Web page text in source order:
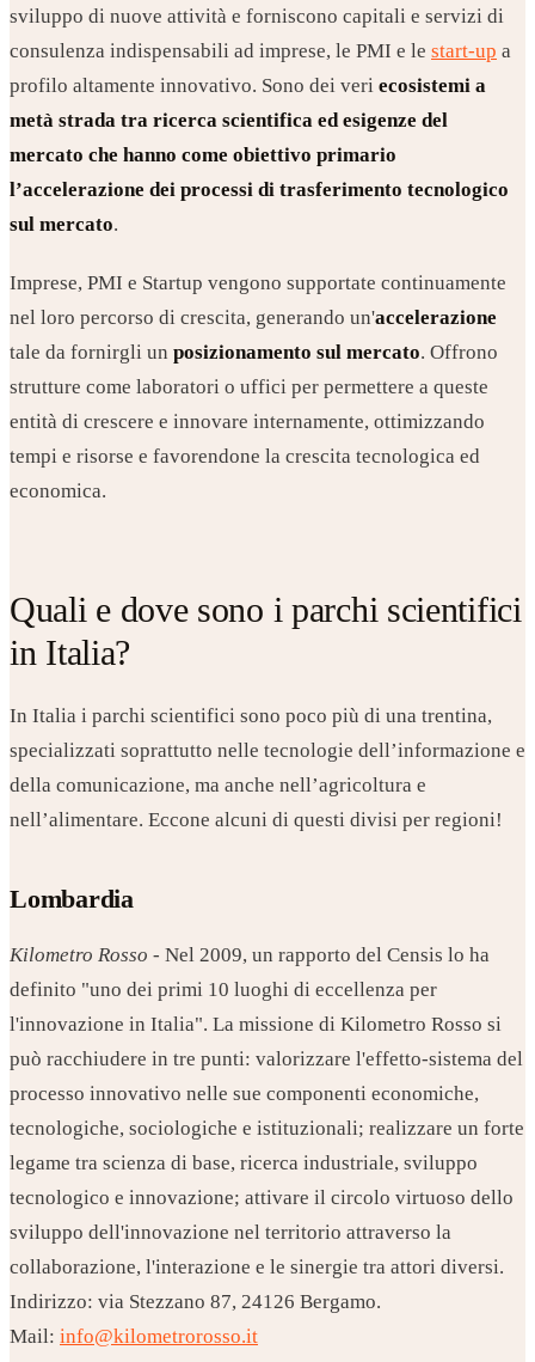
sviluppo di nuove attività e forniscono capitali e servizi di
consulenza indispensabili ad imprese, le PMI e le start-up a
profilo altamente innovativo. Sono dei veri ecosistemi a
metà strada tra ricerca scientifica ed esigenze del
mercato che hanno come obiettivo primario
l’accelerazione dei processi di trasferimento tecnologico
sul mercato.
Imprese, PMI e Startup vengono supportate continuamente
nel loro percorso di crescita, generando un'accelerazione
tale da fornirgli un posizionamento sul mercato. Offrono
strutture come laboratori o uffici per permettere a queste
entità di crescere e innovare internamente, ottimizzando
tempi e risorse e favorendone la crescita tecnologica ed
economica.
Quali e dove sono i parchi scientifici
in Italia?
In Italia i parchi scientifici sono poco più di una trentina,
specializzati soprattutto nelle tecnologie dell’informazione e
della comunicazione, ma anche nell’agricoltura e
nell’alimentare. Eccone alcuni di questi divisi per regioni!
Lombardia
Kilometro Rosso - Nel 2009, un rapporto del Censis lo ha
definito "uno dei primi 10 luoghi di eccellenza per
l'innovazione in Italia". La missione di Kilometro Rosso si
può racchiudere in tre punti: valorizzare l'effetto-sistema del
processo innovativo nelle sue componenti economiche,
tecnologiche, sociologiche e istituzionali; realizzare un forte
legame tra scienza di base, ricerca industriale, sviluppo
tecnologico e innovazione; attivare il circolo virtuoso dello
sviluppo dell'innovazione nel territorio attraverso la
collaborazione, l'interazione e le sinergie tra attori diversi.
Indirizzo: via Stezzano 87, 24126 Bergamo.
Mail: info@kilometrorosso.it